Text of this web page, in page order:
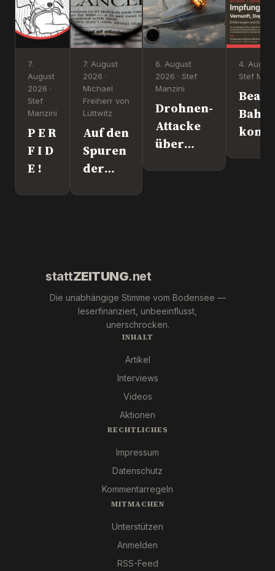
7.
August
2026 ·
Stef
Manzini
P E R
F I D
E !
7. August
2026 ·
Michael
Freiherr von
Lüttwitz
Auf den
Spuren
der
6. August
2026 · Stef
Manzini
Drohnen-
Attacke
über
4.
Stef
Beate
stattZEITUNG.net
Die unabhängige Stimme vom Bodensee —
leserfinanziert, unbeeinflusst,
unerschrocken.
INHALT
Artikel
Interviews
Videos
Aktionen
RECHTLICHES
Impressum
Datenschutz
Kommentarregeln
MITMACHEN
Unterstützen
Anmelden
RSS-Feed